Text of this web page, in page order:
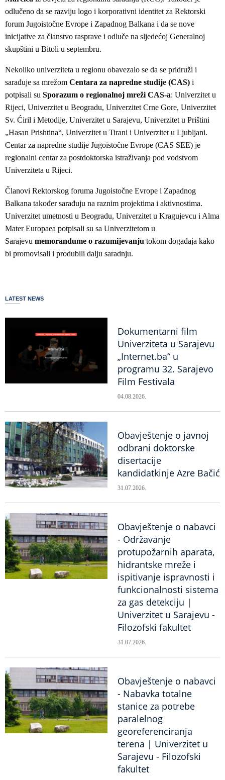
odlučeno da se razviju logo i korporativni identitet za Rektorski
forum Jugoistočne Evrope i Zapadnog Balkana i da se nove
inicijative za članstvo rasprave i odluče na sljedećoj Generalnoj
skupštini u Bitoli u septembru.
Nekoliko univerziteta u regionu obavezalo se da se pridruži i
sarađuje sa mrežom Centara za napredne studije (CAS) i
potpisali su Sporazum o regionalnoj mreži CAS-a: Univerzitet u
Rijeci, Univerzitet u Beogradu, Univerzitet Crne Gore, Univerzitet
Sv. Ćiril i Metodije, Univerzitet u Sarajevu, Univerzitet u Prištini
„Hasan Prishtina“, Univerzitet u Tirani i Univerzitet u Ljubljani.
Centar za napredne studije Jugoistočne Evrope (CAS SEE) je
regionalni centar za postdoktorska istraživanja pod vodstvom
Univerziteta u Rijeci.
Članovi Rektorskog foruma Jugoistočne Evrope i Zapadnog
Balkana također sarađuju na raznim projektima i aktivnostima.
Univerzitet umetnosti u Beogradu, Univerzitet u Kragujevcu i Alma
Mater Europaea potpisali su sa Univerzitetom u
Sarajevu memorandume o razumijevanju tokom događaja kako
bi promovisali i produbili dalju saradnju.
LATEST NEWS
Dokumentarni film
Univerziteta u Sarajevu
„Internet.ba“ u
programu 32. Sarajevo
Film Festivala
04.08.2026.
Obavještenje o javnoj
odbrani doktorske
disertacije
kandidatkinje Azre Bačić
31.07.2026.
Obavještenje o nabavci
- Održavanje
protupožarnih aparata,
hidrantske mreže i
ispitivanje ispravnosti i
funkcionalnosti sistema
za gas detekciju |
Univerzitet u Sarajevu -
Filozofski fakultet
31.07.2026.
Obavještenje o nabavci
- Nabavka totalne
stanice za potrebe
paralelnog
georeferenciranja
terena | Univerzitet u
Sarajevu - Filozofski
fakultet